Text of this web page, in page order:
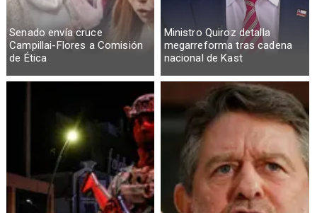
Senado envía cruce
Campillai-Flores a Comisión
de Ética
Ministro Quiroz detalla
megarreforma tras cadena
nacional de Kast